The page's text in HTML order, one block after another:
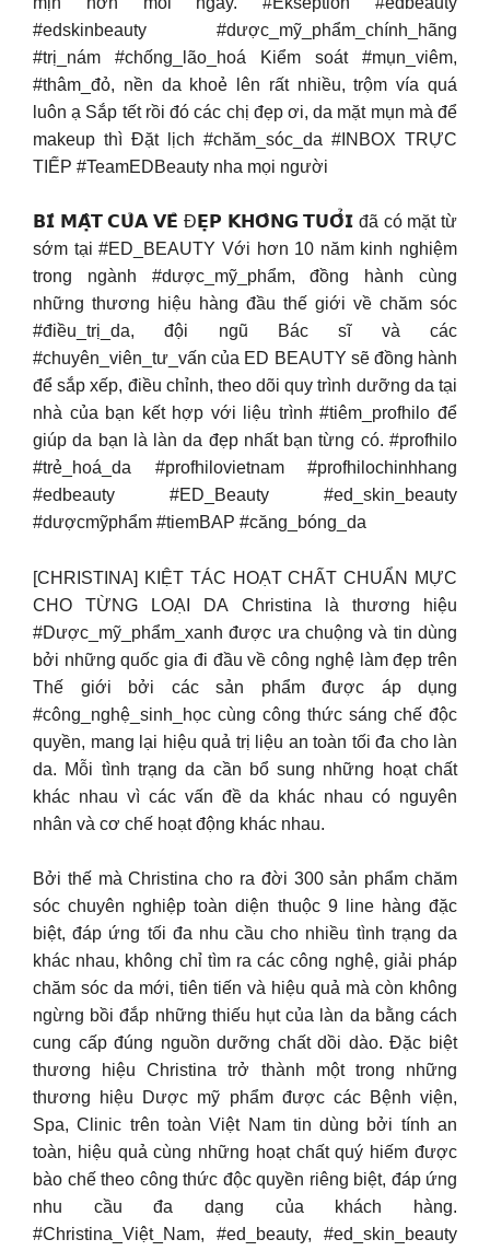
#edskinbeauty #dược_mỹ_phẩm_chính_hãng
#trị_nám #chống_lão_hoá Kiểm soát #mụn_viêm,
#thâm_đỏ, nền da khoẻ lên rất nhiều, trộm vía quá
luôn ạ Sắp tết rồi đó các chị đẹp ơi, da mặt mụn mà để
makeup thì Đặt lịch #chăm_sóc_da #INBOX TRỰC
TIẾP #TeamEDBeauty nha mọi người
𝗕𝗜́ 𝗠𝗔̣̂𝗧 𝗖𝗨̉𝗔 𝗩𝗘̉ Đ𝗘̣𝗣 𝗞𝗛𝗢̂𝗡𝗚 𝗧𝗨𝗢̂̉𝗜 đã có mặt từ
sớm tại #ED_BEAUTY Với hơn 10 năm kinh nghiệm
trong ngành #dược_mỹ_phẩm, đồng hành cùng
những thương hiệu hàng đầu thế giới về chăm sóc
#điều_trị_da, đội ngũ Bác sĩ và các
#chuyên_viên_tư_vấn của ED BEAUTY sẽ đồng hành
để sắp xếp, điều chỉnh, theo dõi quy trình dưỡng da tại
nhà của bạn kết hợp với liệu trình #tiêm_profhilo để
giúp da bạn là làn da đẹp nhất bạn từng có. #profhilo
#trẻ_hoá_da #profhilovietnam #profhilochinhhang
#edbeauty #ED_Beauty #ed_skin_beauty
#dượcmỹphẩm #tiemBAP #căng_bóng_da
[CHRISTINA] KIỆT TÁC HOẠT CHẤT CHUẨN MỰC
CHO TỪNG LOẠI DA Christina là thương hiệu
#Dược_mỹ_phẩm_xanh được ưa chuộng và tin dùng
bởi những quốc gia đi đầu về công nghệ làm đẹp trên
Thế giới bởi các sản phẩm được áp dụng
#công_nghệ_sinh_học cùng công thức sáng chế độc
quyền, mang lại hiệu quả trị liệu an toàn tối đa cho làn
da. Mỗi tình trạng da cần bổ sung những hoạt chất
khác nhau vì các vấn đề da khác nhau có nguyên
nhân và cơ chế hoạt động khác nhau.
Bởi thế mà Christina cho ra đời 300 sản phẩm chăm
sóc chuyên nghiệp toàn diện thuộc 9 line hàng đặc
biệt, đáp ứng tối đa nhu cầu cho nhiều tình trạng da
khác nhau, không chỉ tìm ra các công nghệ, giải pháp
chăm sóc da mới, tiên tiến và hiệu quả mà còn không
ngừng bồi đắp những thiếu hụt của làn da bằng cách
cung cấp đúng nguồn dưỡng chất dồi dào. Đặc biệt
thương hiệu Christina trở thành một trong những
thương hiệu Dược mỹ phẩm được các Bệnh viện,
Spa, Clinic trên toàn Việt Nam tin dùng bởi tính an
toàn, hiệu quả cùng những hoạt chất quý hiếm được
bào chế theo công thức độc quyền riêng biệt, đáp ứng
nhu cầu đa dạng của khách hàng.
#Christina_Việt_Nam, #ed_beauty, #ed_skin_beauty